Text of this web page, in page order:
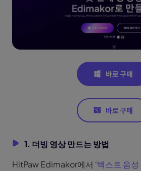
1. 더빙 영상 만드는 방법
HitPaw Edimakor에서 ‘텍스트 음성